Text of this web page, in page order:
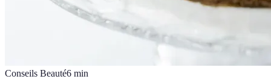
Conseils Beauté6 min